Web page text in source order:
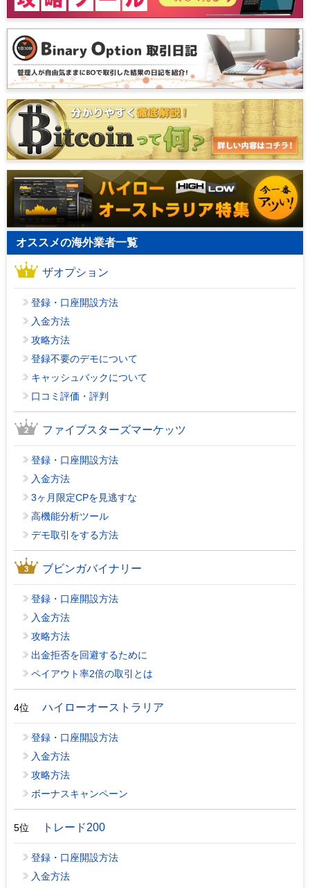
オススメの海外業者一覧
ザオプション
登録・口座開設方法
入金方法
攻略方法
登録不要のデモについて
キャッシュバックについて
口コミ評価・評判
ファイブスターズマーケッツ
登録・口座開設方法
入金方法
3ヶ月限定CPを見逃すな
高機能分析ツール
デモ取引をする方法
ブビンガバイナリー
登録・口座開設方法
入金方法
攻略方法
出金拒否を回避するために
ペイアウト率2倍の取引とは
4位 ハイローオーストラリア
登録・口座開設方法
入金方法
攻略方法
ボーナスキャンペーン
5位 トレード200
登録・口座開設方法
入金方法